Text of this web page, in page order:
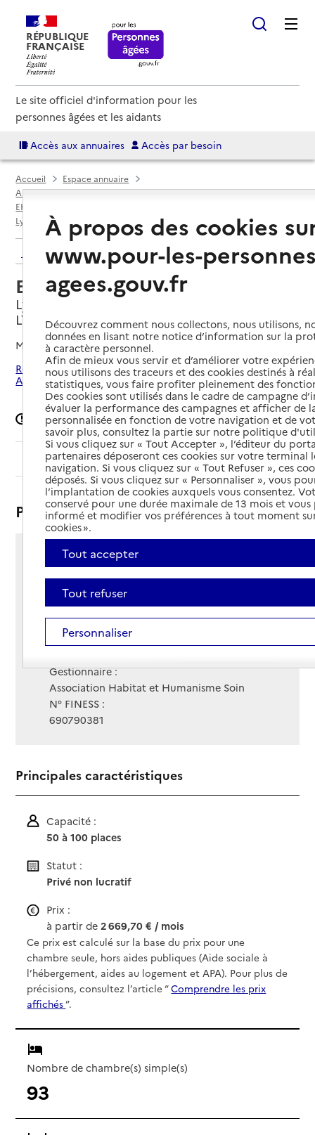
RÉPUBLIQUE
FRANÇAISE
Le site officiel d'information pour les
personnes âgées et les aidants
Accès aux annuaires Accès par besoin
Accueil
Espace annuaire
Annuaire EHPAD et maisons de retraite
EHPAD par département
Lyon 8e Arrondissement
EHPAD Monplaisir la Plaine
Retour aux résultats de l'annuaire
EHPAD Monplaisir la Plaine
Lyon 8e Arrondissement, METROPOLE DE
LYON
Mis à jour le09/03/2026
Rechercher les établissements autour de Lyon 8e
Arrondissement
Signaler une erreur
Sommaire
Présentation
119 avenue Paul Santy
Voir itinéraire
Téléphone :
04 78 78 17 17
Contact
Contact
Gestionnaire :
Association Habitat et Humanisme Soin
N° FINESS :
690790381
Principales caractéristiques
Capacité :
50 à 100 places
Statut :
Privé non lucratif
Prix :
à partir de2 669,70 € / mois
Ce prix est calculé sur la base du prix pour une
chambre seule, hors aides publiques (Aide sociale à
l’hébergement, aides au logement et APA). Pour plus de
précisions, consultez l’article “Comprendre les prix
affichés”.
Nombre de chambre(s) simple(s)
93
À propos des cookies
www.pour-les-
agees.gouv.fr
Découvrez comment nous collectons, nous utilisons,
données en lisant notre notice d’information sur la
à caractère personnel.
Afin de mieux vous servir et d’améliorer votre
nous utilisons des traceurs et des cookies destinés à
statistiques, vous faire profiter pleinement des
Des cookies sont utilisés dans le cadre de campagne
évaluer la performance des campagnes et afficher de
personnalisée en fonction de votre navigation et de
savoir plus, consultez la partie sur notre politique
Si vous cliquez sur « Tout Accepter », l’éditeur du
partenaires déposeront ces cookies sur votre terminal
navigation. Si vous cliquez sur « Tout Refuser », ces
déposés. Si vous cliquez sur « Personnaliser », vous
l’implantation de cookies auxquels vous consentez.
conservé pour une durée maximale de 13 mois et
informé et modifier vos préférences à tout moment
cookies ».
Tout accepter
Tout refuser
Personnaliser